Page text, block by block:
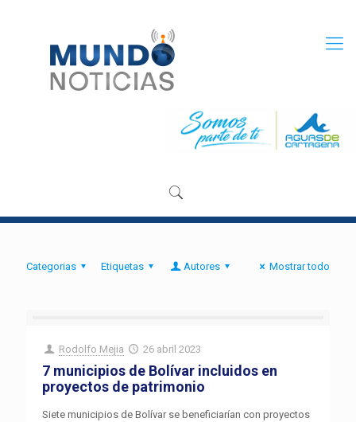
Categorias Etiquetas Autores Mostrar todo
Rodolfo Mejia 26 abril 2023
7 municipios de Bolívar incluidos en
proyectos de patrimonio
Siete municipios de Bolívar se beneficiarían con proyectos